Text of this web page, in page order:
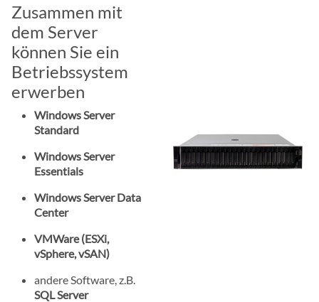
Zusammen mit
dem Server
können Sie ein
Betriebssystem
erwerben
Windows Server
Standard
Windows Server
Essentials
Windows Server Data
Center
VMWare (ESXi,
vSphere, vSAN)
andere Software, z.B.
SQL Server